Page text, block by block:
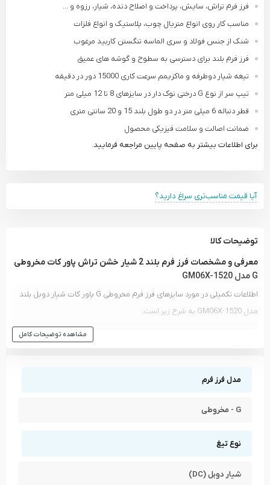
فرز فرم تراش، سایش، پرداخت و اصلاح دنده، شیار، رزوه و ...
مناسب کار روی انواع متریال چوب، پلاستیک و انواع فلزات
شنک از جنس فولاد و سری الماسه تنگستن کاربید مرغوب
فرز فرم بلند برای دسترسی به سطوح و گوشه های عمیق
تیغه شیار دوطرفه و ماکزیمم سرعت کاری 15000 دور در دقیقه
تیپ سر از نوع G درختی نوک دار در سایزهای 8 تا 12 میلی متر
قطر دنباله 6 میلی متر در دو طول بلند 15 و 20 سانتی متری
ضمانت اصالت و سلامت فیزیکی محصول
برای اطلاعات بیشتر به صفحه پایین مراجعه فرمایید.
آیا قیمت مناسب‌تری سراغ دارید؟
توضیحات کالا
معرفی و مشخصات فرز فرم بلند 2 شیار خشن تراش پاور کات مخروطی
G مدل GM06X-1520
اطلاعات تکمیلی در مورد سایزهای فرز فرم مخروطی G پاور کات شیار دوبل بلند
مدل GM06X-1520 به شرح زیر است:
سایز دنباله (میلی متر)
G1020M06X-150
G1020M06X-200
مشاهده توضیحات کامل
مدل فرز فرم
G - مخروطی
نوع تیغ
شیار دوبل (DC)